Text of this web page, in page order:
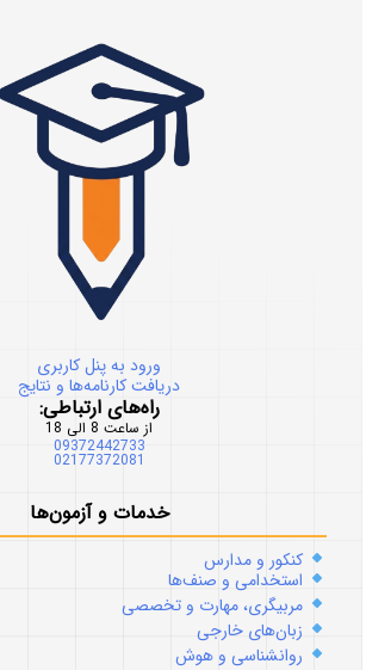
ورود به پنل کاربری
دریافت کارنامه‌ها و نتایج
راه‌های ارتباطی:
از ساعت 8 الی 18
09372442733
02177372081
خدمات و آزمون‌ها
کنکور و مدارس
استخدامی و صنف‌ها
مربیگری، مهارت و تخصصی
زبان‌های خارجی
روانشناسی و هوش